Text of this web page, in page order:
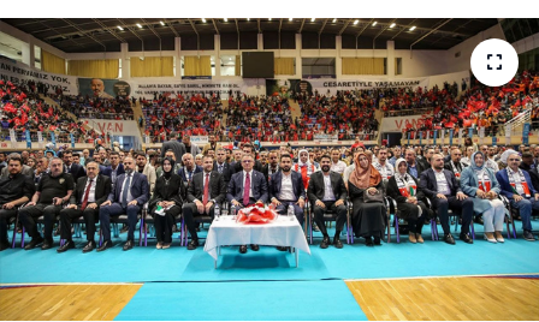
Dernekler, Odalar
Diğer
DÜNYA
EĞİTİM
EKONOMİ
Haber Arşivi